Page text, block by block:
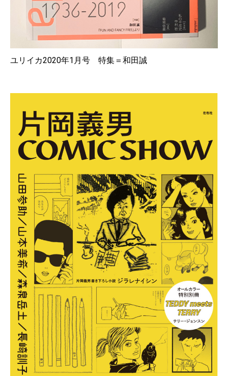
ユリイカ2020年1月号 特集＝和田誠